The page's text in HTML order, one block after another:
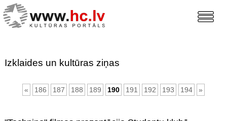
Izklaides un kultūras ziņas
« 186 187 188 189 190 191 192 193 194 »